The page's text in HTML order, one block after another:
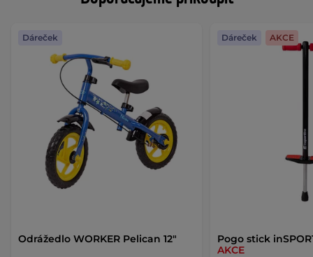
Odrážedlo WORKER Pelican 12"
Dáreček
Pogo stick
AKCE
Dáreček AKCE